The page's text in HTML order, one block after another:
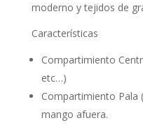
moderno y tejidos de
Características
Compartimiento
etc…)
Compartimiento Pala
mango afuera.